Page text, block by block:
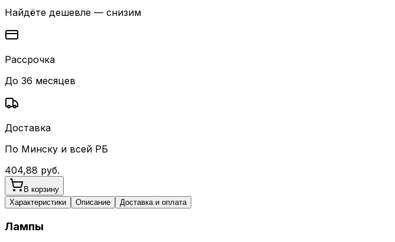
Найдёте дешевле — снизим
Рассрочка
До 36 месяцев
Доставка
По Минску и всей РБ
404,88 руб.
В корзину
Характеристики
Описание Доставка и оплата
Лампы